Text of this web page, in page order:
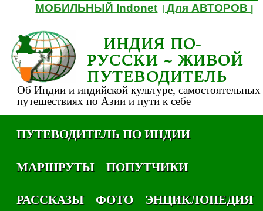
МОБИЛЬНЫЙ Indonet |Для АВТОРОВ
ИНДИЯ ПО-
РУССКИ ~ ЖИВОЙ
ПУТЕВОДИТЕЛЬ
Об Индии и индийской культуре, самостоятельных
путешествиях по Азии и пути к себе
ПУТЕВОДИТЕЛЬ ПО ИНДИИ
МАРШРУТЫ
ПОПУТЧИКИ
РАССКАЗЫ
ФОТО
ЭНЦИКЛОПЕДИЯ